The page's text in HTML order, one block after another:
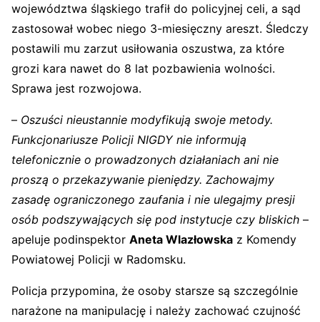
województwa śląskiego trafił do policyjnej celi, a sąd
zastosował wobec niego 3-miesięczny areszt. Śledczy
postawili mu zarzut usiłowania oszustwa, za które
grozi kara nawet do 8 lat pozbawienia wolności.
Sprawa jest rozwojowa.
– Oszuści nieustannie modyfikują swoje metody.
Funkcjonariusze Policji NIGDY nie informują
telefonicznie o prowadzonych działaniach ani nie
proszą o przekazywanie pieniędzy. Zachowajmy
zasadę ograniczonego zaufania i nie ulegajmy presji
osób podszywających się pod instytucje czy bliskich –
apeluje podinspektor Aneta Wlazłowska z Komendy
Powiatowej Policji w Radomsku.
Policja przypomina, że osoby starsze są szczególnie
narażone na manipulację i należy zachować czujność